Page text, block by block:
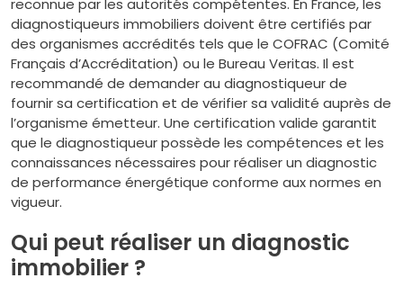
reconnue par les autorités compétentes. En France, les
diagnostiqueurs immobiliers doivent être certifiés par
des organismes accrédités tels que le COFRAC (Comité
Français d’Accréditation) ou le Bureau Veritas. Il est
recommandé de demander au diagnostiqueur de
fournir sa certification et de vérifier sa validité auprès de
l’organisme émetteur. Une certification valide garantit
que le diagnostiqueur possède les compétences et les
connaissances nécessaires pour réaliser un diagnostic
de performance énergétique conforme aux normes en
vigueur.
Qui peut réaliser un diagnostic
immobilier ?